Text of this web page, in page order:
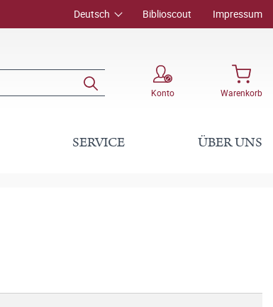
Deutsch Biblioscout Impressum
Konto Warenkorb
SERVICE ÜBER UNS